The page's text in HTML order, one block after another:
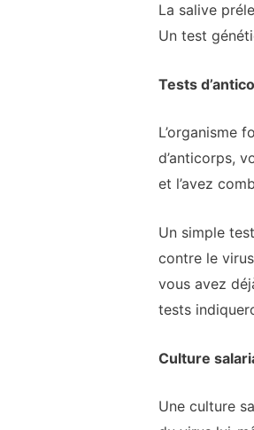
La salive
Un test
Tests
L’organisme
d’anticorps,
et l’avez
Un simple
contre le
vous avez
tests
Culture
Une culture